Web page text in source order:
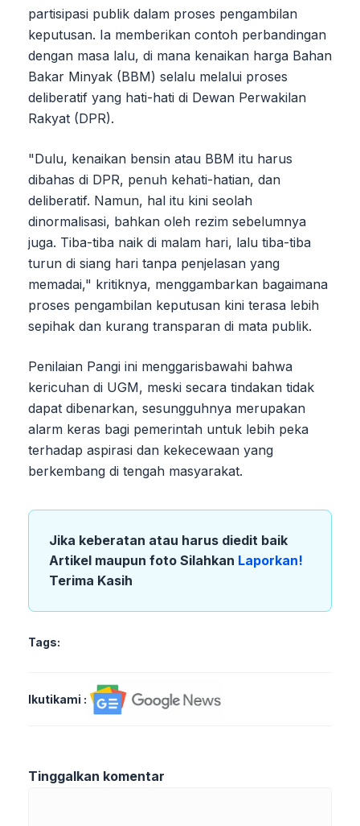
partisipasi publik dalam proses pengambilan
keputusan. Ia memberikan contoh perbandingan
dengan masa lalu, di mana kenaikan harga Bahan
Bakar Minyak (BBM) selalu melalui proses
deliberatif yang hati-hati di Dewan Perwakilan
Rakyat (DPR).
"Dulu, kenaikan bensin atau BBM itu harus
dibahas di DPR, penuh kehati-hatian, dan
deliberatif. Namun, hal itu kini seolah
dinormalisasi, bahkan oleh rezim sebelumnya
juga. Tiba-tiba naik di malam hari, lalu tiba-tiba
turun di siang hari tanpa penjelasan yang
memadai," kritiknya, menggambarkan bagaimana
proses pengambilan keputusan kini terasa lebih
sepihak dan kurang transparan di mata publik.
Penilaian Pangi ini menggarisbawahi bahwa
kericuhan di UGM, meski secara tindakan tidak
dapat dibenarkan, sesungguhnya merupakan
alarm keras bagi pemerintah untuk lebih peka
terhadap aspirasi dan kekecewaan yang
berkembang di tengah masyarakat.
Jika keberatan atau harus diedit baik
Artikel maupun foto Silahkan Laporkan!
Terima Kasih
Tags:
Ikutikami :
Tinggalkan komentar